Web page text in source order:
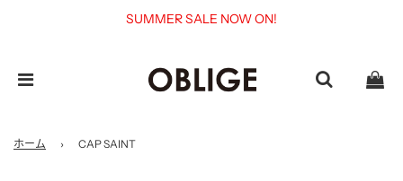
SUMMER SALE NOW ON!
ホーム › CAP SAINT